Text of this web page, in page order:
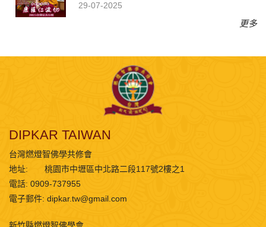
29-07-2025
更多
DIPKAR TAIWAN
台灣燃燈智佛學共修會
地址:
桃園市中壢區中北路二段117號2樓之1
電話: 0909-737955
電子郵件: dipkar.tw@gmail.com
新竹縣燃燈智佛學會